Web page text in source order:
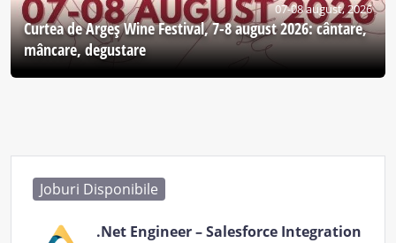
07-08 august, 2026
Curtea de Argeş Wine Festival, 7-8 august 2026: cântare,
mâncare, degustare
Joburi Disponibile
.Net Engineer – Salesforce Integration